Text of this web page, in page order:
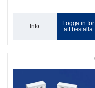
Info
Logga in för
att beställa